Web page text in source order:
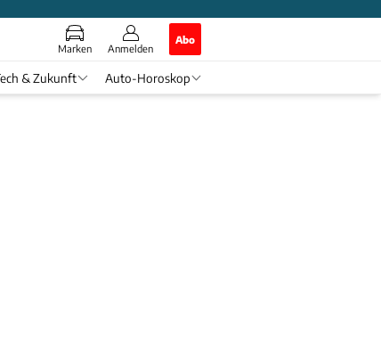
Marken Anmelden
Abo
& Zukunft Auto-Horoskop